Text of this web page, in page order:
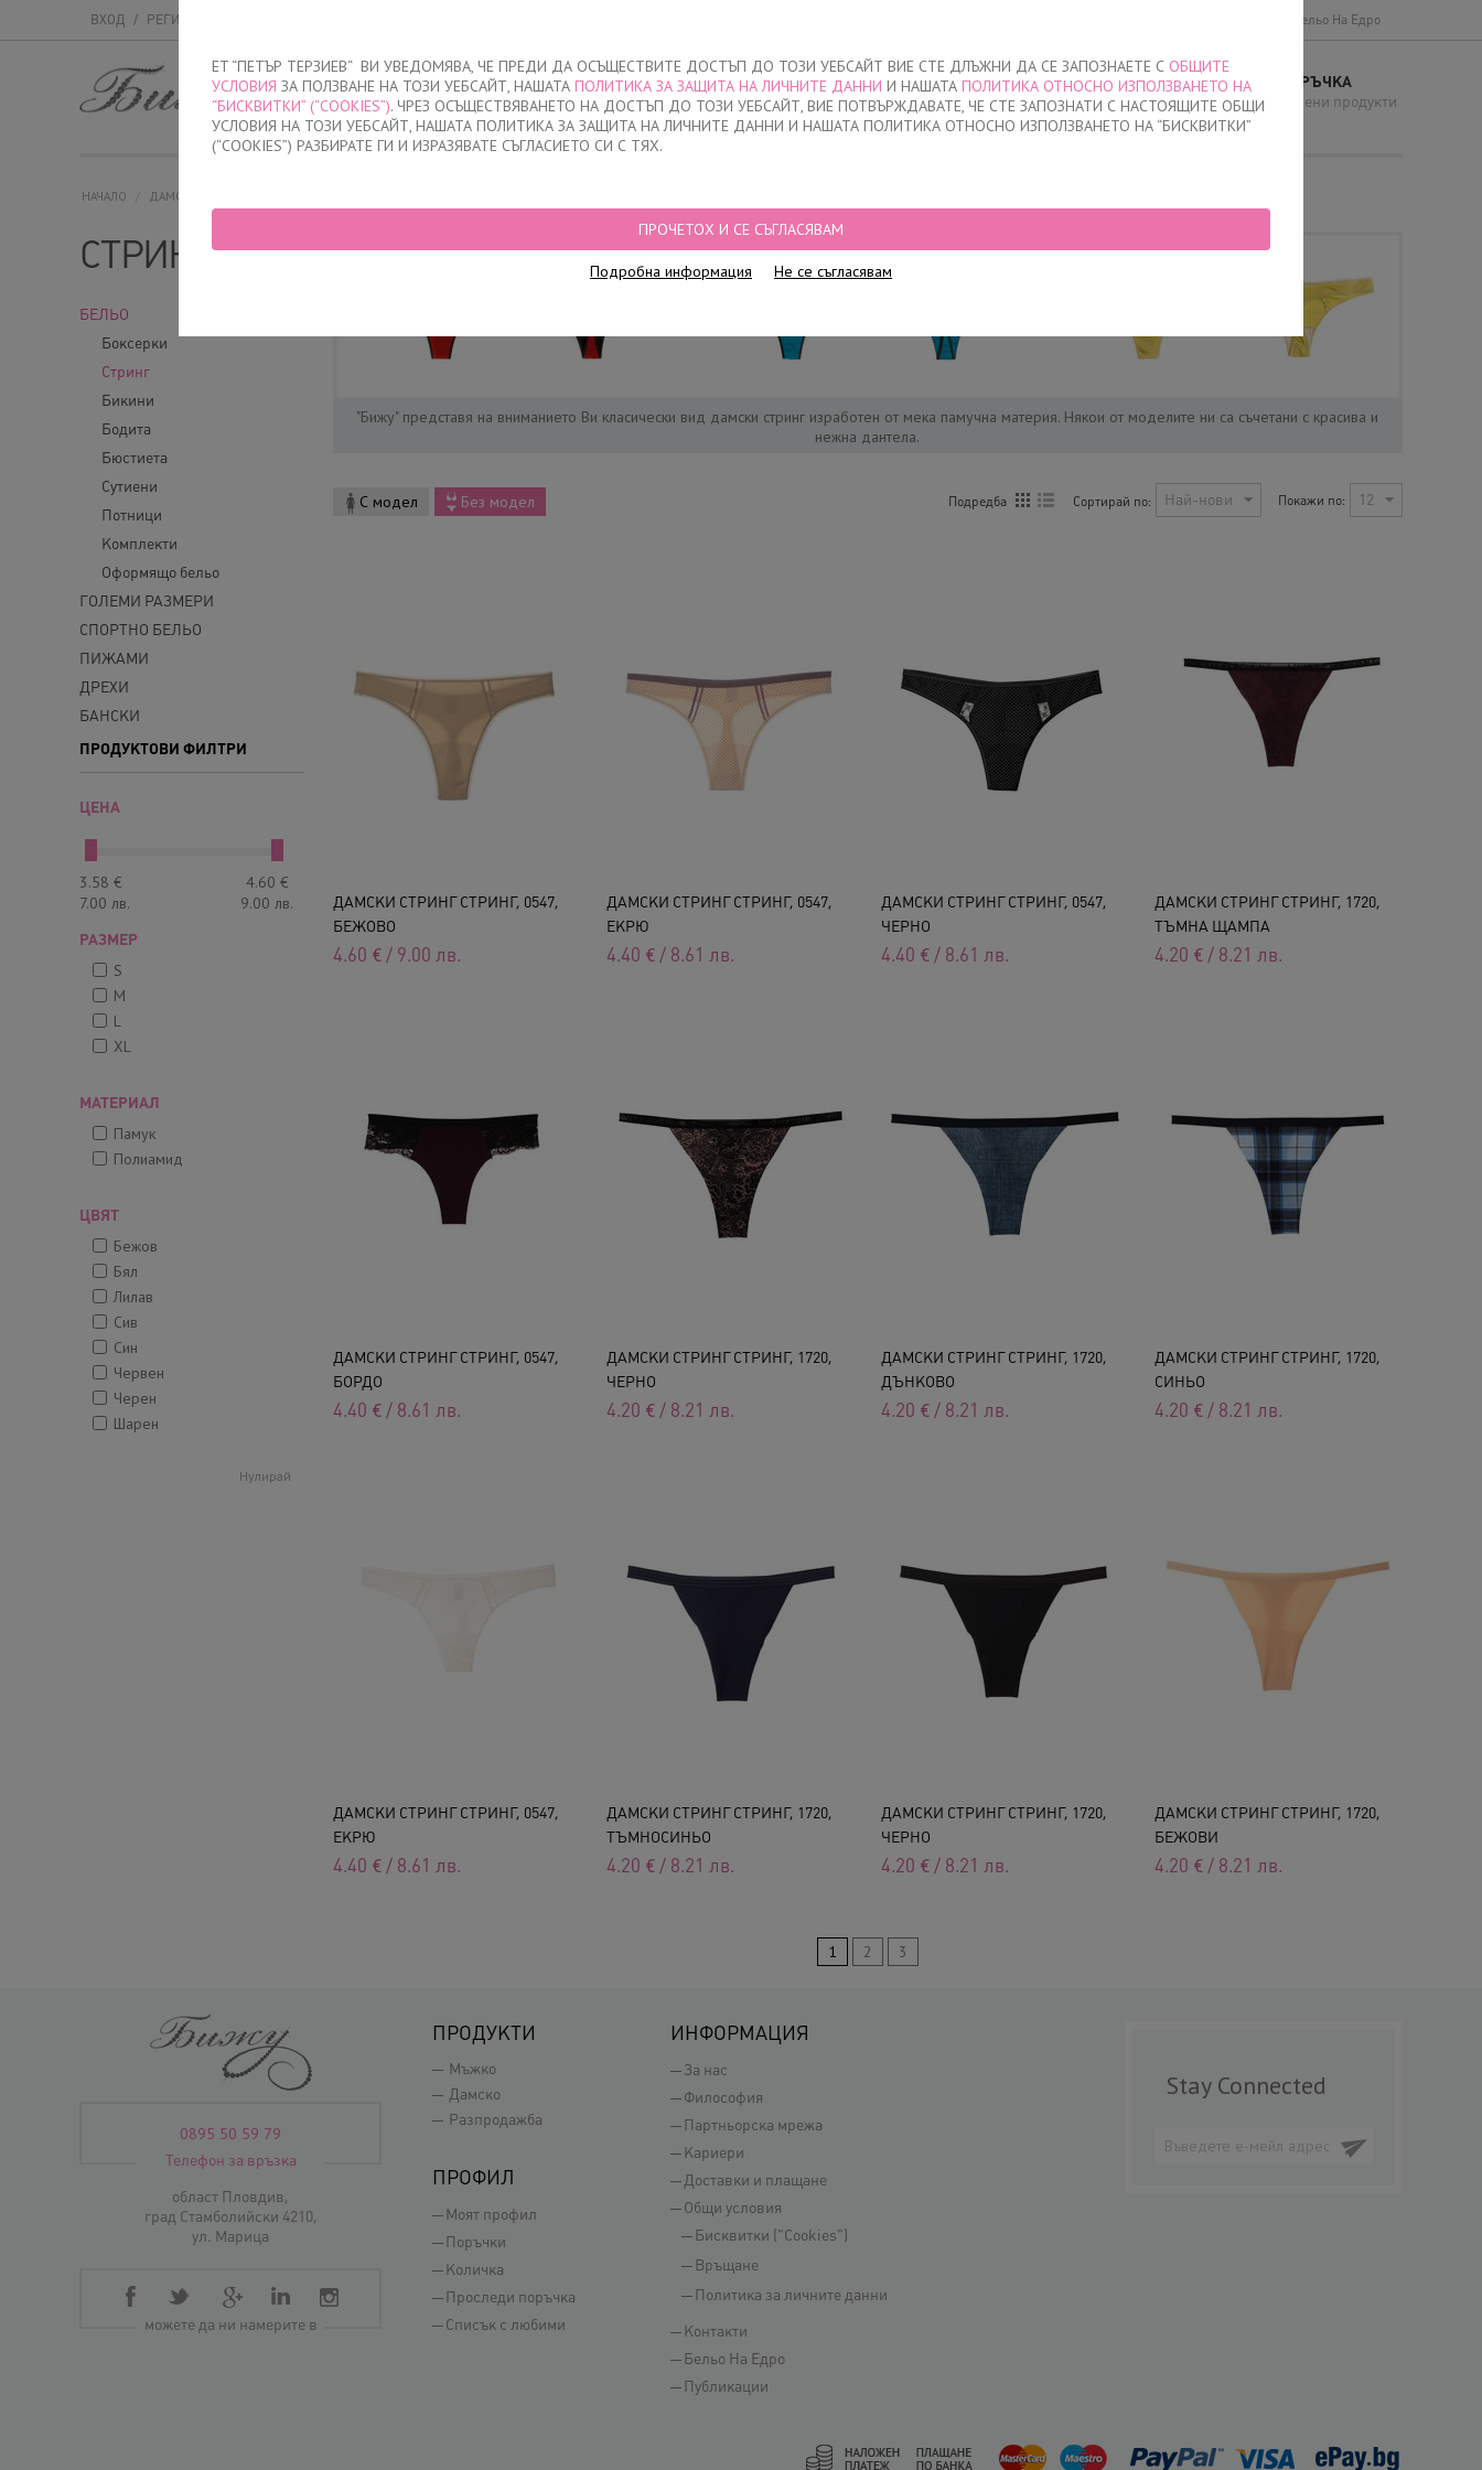
ET “ПЕТЪР ТЕРЗИЕВ“ ВИ УВЕДОМЯВА, ЧЕ ПРЕДИ ДА ОСЪЩЕСТВИТЕ ДОСТЪП ДО ТОЗИ УЕБСАЙТ ВИЕ СТЕ ДЛЪЖНИ ДА СЕ ЗАПОЗНАЕТЕ С ОБЩИТЕ
УСЛОВИЯ ЗА ПОЛЗВАНЕ НА ТОЗИ УЕБСАЙТ, НАШАТА ПОЛИТИКА ЗА ЗАЩИТА НА ЛИЧНИТЕ ДАННИ И НАШАТА ПОЛИТИКА ОТНОСНО ИЗПОЛЗВАНЕТО НА
“БИСКВИТКИ” (“COOKIES”). ЧРЕЗ ОСЪЩЕСТВЯВАНЕТО НА ДОСТЪП ДО ТОЗИ УЕБСАЙТ, ВИЕ ПОТВЪРЖДАВАТЕ, ЧЕ СТЕ ЗАПОЗНАТИ С НАСТОЯЩИТЕ ОБЩИ
УСЛОВИЯ НА ТОЗИ УЕБСАЙТ, НАШАТА ПОЛИТИКА ЗА ЗАЩИТА НА ЛИЧНИТЕ ДАННИ И НАШАТА ПОЛИТИКА ОТНОСНО ИЗПОЛЗВАНЕТО НА “БИСКВИТКИ”
(“COOKIES”) РАЗБИРАТЕ ГИ И ИЗРАЗЯВАТЕ СЪГЛАСИЕТО СИ С ТЯХ.
ПРОЧЕТОХ И СЕ СЪГЛАСЯВАМ
Подробна информация Не се съгласявам
ВХОД / РЕГИСТРАЦИЯ Бельо На Едро
МЪЖКО ДАМСКО ДЕТСКО НАМАЛЕНИЯ КЪДЕ ДА КУПЯ КОНТАКТИ
МОЯТА ПОРЪЧКА
няма добавени продукти
НАЧАЛО / ДАМСКО
СТРИНГ
БЕЛЬО
Боксерки
Стринг
Бикини
Бодита
Бюстиета
Сутиени
Потници
Комплекти
Оформящо бельо
ГОЛЕМИ РАЗМЕРИ
СПОРТНО БЕЛЬО
ПИЖАМИ
ДРЕХИ
БАНСКИ
ПРОДУКТОВИ ФИЛТРИ
ЦЕНА
3.58 €
7.00 лв.
4.60 €
9.00 лв.
РАЗМЕР
S
M
L
XL
МАТЕРИАЛ
Памук
Полиамид
ЦВЯТ
Бежов
Бял
Лилав
Сив
Син
Червен
Черен
Шарен
Нулирай
"Бижу" представя на вниманието Ви класически вид дамски стринг изработен от мека памучна материя. Някои от моделите ни са съчетани с красива и
нежна дантела.
Подредба Сортирай по: Най-нови Покажи по: 12
С модел Без модел
ДАМСКИ СТРИНГ СТРИНГ, 0547,
БЕЖОВО
4.60 € / 9.00 лв.
ДАМСКИ СТРИНГ СТРИНГ, 0547,
ЕКРЮ
4.40 € / 8.61 лв.
ДАМСКИ СТРИНГ СТРИНГ, 0547,
ЧЕРНО
4.40 € / 8.61 лв.
ДАМСКИ СТРИНГ СТРИНГ, 1720,
ТЪМНА ЩАМПА
4.20 € / 8.21 лв.
ДАМСКИ СТРИНГ СТРИНГ, 0547,
БОРДО
4.40 € / 8.61 лв.
ДАМСКИ СТРИНГ СТРИНГ, 1720,
ЧЕРНО
4.20 € / 8.21 лв.
ДАМСКИ СТРИНГ СТРИНГ, 1720,
ДЪНКОВО
4.20 € / 8.21 лв.
ДАМСКИ СТРИНГ СТРИНГ, 1720,
СИНЬО
4.20 € / 8.21 лв.
ДАМСКИ СТРИНГ СТРИНГ, 0547,
ЕКРЮ
4.40 € / 8.61 лв.
ДАМСКИ СТРИНГ СТРИНГ, 1720,
ТЪМНОСИНЬО
4.20 € / 8.21 лв.
ДАМСКИ СТРИНГ СТРИНГ, 1720,
ЧЕРНО
4.20 € / 8.21 лв.
ДАМСКИ СТРИНГ СТРИНГ, 1720,
БЕЖОВИ
4.20 € / 8.21 лв.
1 2 3
0895 50 59 79
Телефон за връзка
област Пловдив,
град Стамболийски 4210,
ул. Марица
можете да ни намерите в
ПРОДУКТИ
Мъжко
Дамско
Разпродажба
ПРОФИЛ
Моят профил
Поръчки
Количка
Проследи поръчка
Списък с любими
Stay Connected
ИНФОРМАЦИЯ
За нас
Философия
Партньорска мрежа
Кариери
Доставки и плащане
Общи условия
Бисквитки ("Cookies")
Връщане
Политика за личните данни
Контакти
Бельо На Едро
Публикации